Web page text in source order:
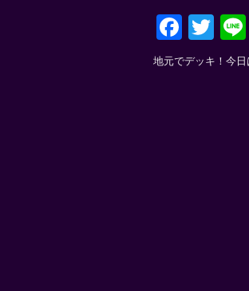
地元でデッキ！今